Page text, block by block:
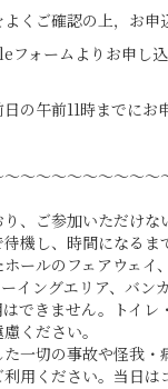
くご確認の上，お申
ォームよりお申し込
の午前11時までにお
～～～～～～～～
、ご参加いただけな
機し、時間になるま
ールのフェアウェイ
イングエリア、バン
できません。トイレ
ください。
一切の事故や怪我・
用ください。当日は